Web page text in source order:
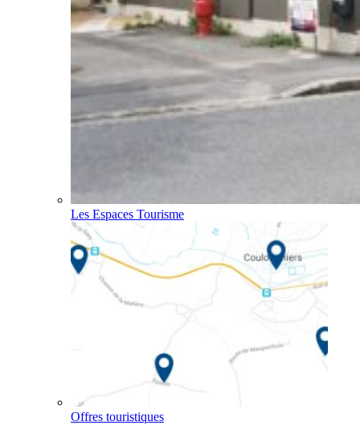
Les Espaces Tourisme
Offres touristiques